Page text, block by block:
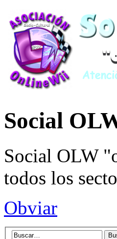
Social
Social OLW
todos los
Obviar